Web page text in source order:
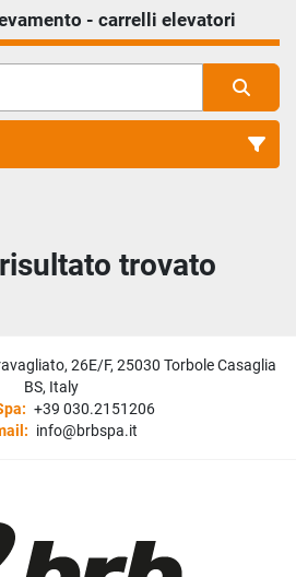
- carrelli elevatori
Ordina per trovato
26E/F, 25030 Torbole Casaglia
BS, Italy
+39 030.2151206
info@brbspa.it